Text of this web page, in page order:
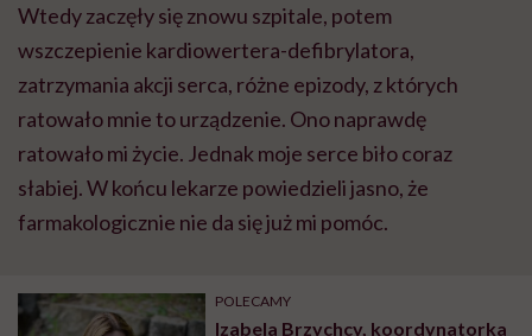
Wtedy zaczęły się znowu szpitale, potem
wszczepienie kardiowertera-defibrylatora,
zatrzymania akcji serca, różne epizody, z których
ratowało mnie to urządzenie. Ono naprawdę
ratowało mi życie. Jednak moje serce biło coraz
słabiej. W końcu lekarze powiedzieli jasno, że
farmakologicznie nie da się już mi pomóc.
POLECAMY
Izabela Brzychcy, koordynatorka